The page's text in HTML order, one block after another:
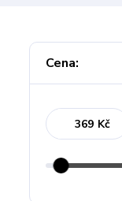
Cena:
Kč